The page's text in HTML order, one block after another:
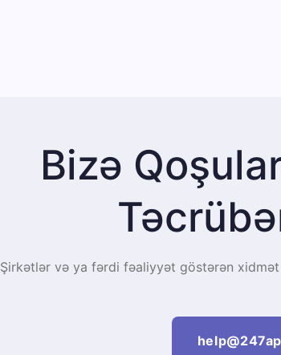
Bizə
Şirkətlər və ya fərdi fəaliyyət göstərən xidmət